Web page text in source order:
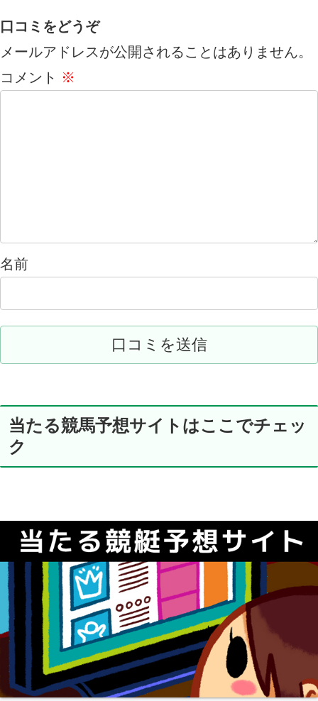
口コミをどうぞ
メールアドレスが公開されることはありません。
コメント ※
名前
当たる競馬予想サイトはここでチェッ
ク